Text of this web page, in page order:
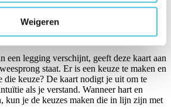
Weigeren
een legging verschijnt, geeft deze kaart aan
staat. Er is een keuze te maken en
die keuze? De kaart nodigt je uit om te
als je verstand. Wanneer hart en
kun je de keuzes maken die in lijn zijn met